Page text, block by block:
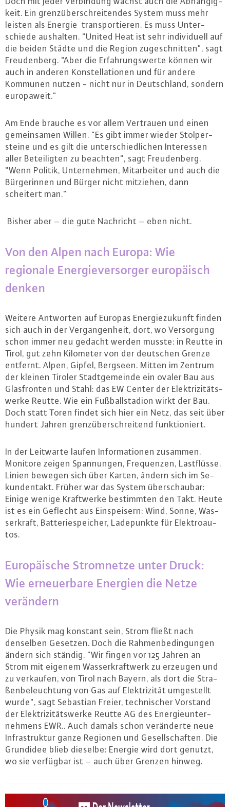
keit. Ein grenz­über­schrei­ten­des System muss mehr
leisten als Energie trans­por­tie­ren. Es muss Un­ter­
schie­de aushalten. "United Heat ist sehr in­di­vi­du­ell auf
die beiden Städte und die Region zu­ge­schnit­ten", sagt
Freu­den­berg. "Aber die Er­fah­rungs­wer­te können wir
auch in anderen Kon­stel­la­tio­nen und für andere
Kommunen nutzen - nicht nur in Deutsch­land, sondern
eu­ro­pa­weit."
Am Ende brauche es vor allem Vertrauen und einen
ge­mein­sa­men Willen. "Es gibt immer wieder Stol­per­
stei­ne und es gilt die un­ter­schied­li­chen In­ter­es­sen
aller Be­tei­lig­ten zu beachten", sagt Freu­den­berg.
"Wenn Politik, Un­ter­neh­men, Mit­ar­bei­ter und auch die
Bür­ge­rin­nen und Bürger nicht mitziehen, dann
scheitert man."
Bisher aber – die gute Nachricht – eben nicht.
Von den Alpen nach Europa: Wie
regionale En­er­gie­ver­sor­ger eu­ro­pä­isch
denken
Weitere Antworten auf Europas En­er­gie­zu­kunft finden
sich auch in der Ver­gan­gen­heit, dort, wo Ver­sor­gung
schon immer neu gedacht werden musste: in Reutte in
Tirol, gut zehn Kilometer von der deutschen Grenze
entfernt. Alpen, Gipfel, Bergseen. Mitten im Zentrum
der kleinen Tiroler Stadt­ge­mein­de ein ovaler Bau aus
Glas­fron­ten und Stahl: das EW Center der Elek­tri­zi­täts­
wer­ke Reutte. Wie ein Fuß­ball­sta­di­on wirkt der Bau.
Doch statt Toren findet sich hier ein Netz, das seit über
hundert Jahren grenz­über­schrei­tend funk­tio­niert.
In der Leitwarte laufen In­for­ma­tio­nen zusammen.
Monitore zeigen Span­nun­gen, Fre­quen­zen, Last­flüs­se.
Linien bewegen sich über Karten, ändern sich im Se­
kun­den­takt. Früher war das System über­schau­bar:
Einige wenige Kraft­wer­ke be­stimm­ten den Takt. Heute
ist es ein Geflecht aus Ein­spei­sern: Wind, Sonne, Was­
ser­kraft, Bat­te­rie­spei­cher, La­de­punk­te für Elek­tro­au­
tos.
Eu­ro­päi­sche Strom­net­ze unter Druck:
Wie er­neu­er­ba­re Energien die Netze
verändern
Die Physik mag konstant sein, Strom fließt nach
denselben Gesetzen. Doch die Rah­men­be­din­gun­gen
ändern sich ständig. "Wir fingen vor 125 Jahren an
Strom mit eigenem Was­ser­kraft­werk zu erzeugen und
zu verkaufen, von Tirol nach Bayern, als dort die Stra­
ßen­be­leuch­tung von Gas auf Elek­tri­zi­tät um­ge­stellt
wurde", sagt Sebastian Freier, tech­ni­scher Vorstand
der Elek­tri­zi­täts­wer­ke Reutte AG des En­er­gie­un­ter­
neh­mens EWR.. Auch damals schon ver­än­der­te neue
In­fra­struk­tur ganze Regionen und Ge­sell­schaf­ten. Die
Grundidee blieb dieselbe: Energie wird dort genutzt,
wo sie verfügbar ist – auch über Grenzen hinweg.